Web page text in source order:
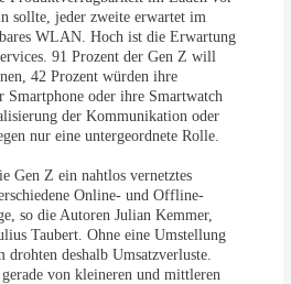
sollte, jeder zweite erwartet im
WLAN. Hoch ist die Erwartung
91 Prozent der Gen Z will
42 Prozent würden ihre
Smartphone oder ihre Smartwatch
der Kommunikation oder
nur eine untergeordnete Rolle.
Gen Z ein nahtlos vernetztes
Online- und Offline-
so die Autoren Julian Kemmer,
Taubert. Ohne eine Umstellung
drohten deshalb Umsatzverluste.
von kleineren und mittleren